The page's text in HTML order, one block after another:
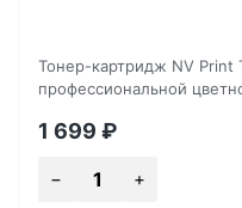
Тонер-картридж NV Print
профессиональной
1 699 ₽